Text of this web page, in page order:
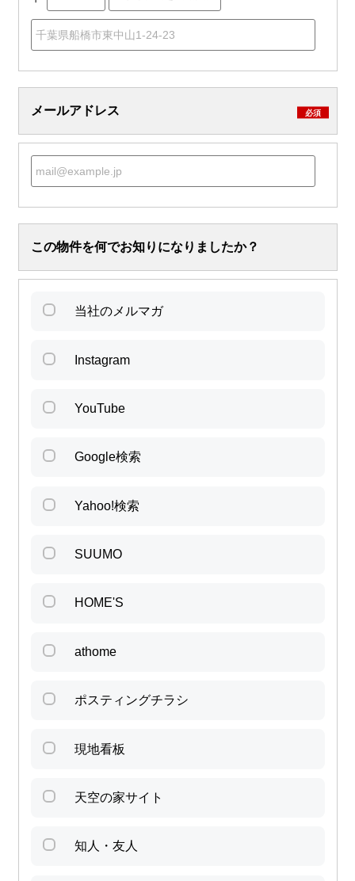
メールアドレス 必須
この物件を何でお知りになりましたか？
当社のメルマガ
Instagram
YouTube
Google検索
Yahoo!検索
SUUMO
HOME'S
athome
ポスティングチラシ
現地看板
天空の家サイト
知人・友人